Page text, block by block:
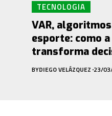
TECNOLOGIA
VAR,
esporte: como
transforma
BYDIEGO VELÁZQUEZ 23/